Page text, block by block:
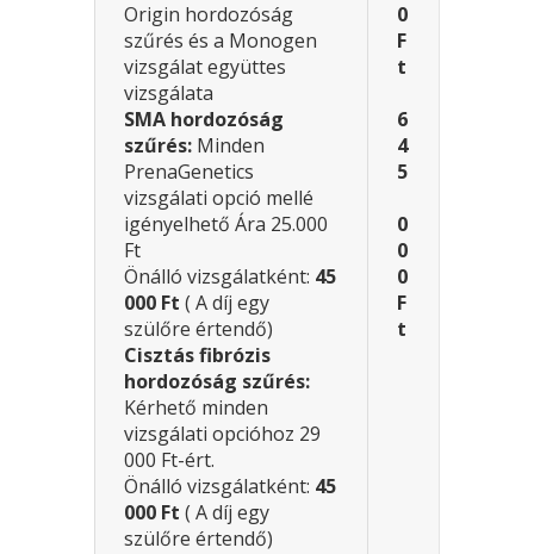
Origin hordozóság
szűrés és a Monogen
vizsgálat együttes
vizsgálata
SMA hordozóság
szűrés: Minden
PrenaGenetics
vizsgálati opció mellé
igényelhető Ára 25.000
Ft
Önálló vizsgálatként: 45
000 Ft ( A díj egy
szülőre értendő)
Cisztás fibrózis
hordozóság szűrés:
Kérhető minden
vizsgálati opcióhoz 29
000 Ft-ért.
Önálló vizsgálatként: 45
000 Ft ( A díj egy
szülőre értendő)
0
F
t
6
4
5
0
0
0
F
t